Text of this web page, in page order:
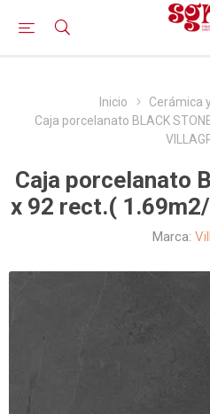
Inicio
Cerámica
Caja porcelanato BLACK
Caja porcelanato
x 92 rect.(
Marca: